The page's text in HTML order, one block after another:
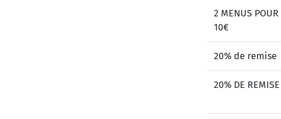
2 MENUS POUR
10€
20% de remise
20% DE REMISE